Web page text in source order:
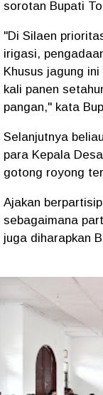
sorotan Bupati
"Di Silaen
irigasi,
Khusus jagung
kali panen
pangan," kata
Selanjutnya
para Kepala
gotong royong
Ajakan
sebagaimana
juga diharapkan